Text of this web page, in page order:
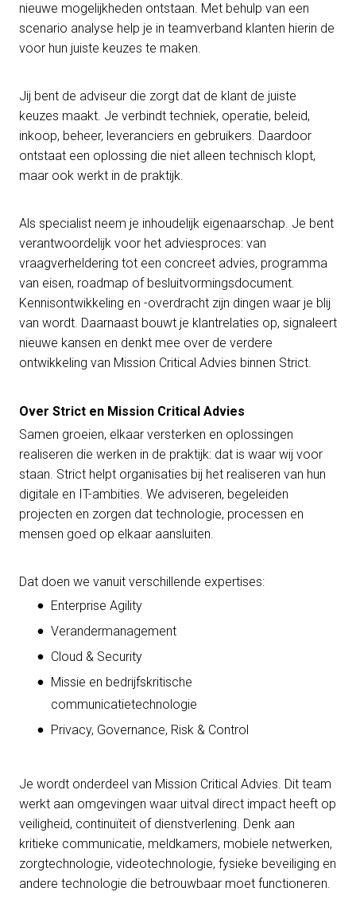
nieuwe mogelijkheden ontstaan. Met behulp van een
scenario analyse help je in teamverband klanten hierin de
voor hun juiste keuzes te maken.
Jij bent de adviseur die zorgt dat de klant de juiste
keuzes maakt. Je verbindt techniek, operatie, beleid,
inkoop, beheer, leveranciers en gebruikers. Daardoor
ontstaat een oplossing die niet alleen technisch klopt,
maar ook werkt in de praktijk.
Als specialist neem je inhoudelijk eigenaarschap. Je bent
verantwoordelijk voor het adviesproces: van
vraagverheldering tot een concreet advies, programma
van eisen, roadmap of besluitvormingsdocument.
Kennisontwikkeling en -overdracht zijn dingen waar je blij
van wordt. Daarnaast bouwt je klantrelaties op, signaleert
nieuwe kansen en denkt mee over de verdere
ontwikkeling van Mission Critical Advies binnen Strict.
Over Strict en Mission Critical Advies
Samen groeien, elkaar versterken en oplossingen
realiseren die werken in de praktijk: dat is waar wij voor
staan. Strict helpt organisaties bij het realiseren van hun
digitale en IT-ambities. We adviseren, begeleiden
projecten en zorgen dat technologie, processen en
mensen goed op elkaar aansluiten.
Dat doen we vanuit verschillende expertises:
Enterprise Agility
Verandermanagement
Cloud & Security
Missie en bedrijfskritische
communicatietechnologie
Privacy, Governance, Risk & Control
Je wordt onderdeel van Mission Critical Advies. Dit team
werkt aan omgevingen waar uitval direct impact heeft op
veiligheid, continuïteit of dienstverlening. Denk aan
kritieke communicatie, meldkamers, mobiele netwerken,
zorgtechnologie, videotechnologie, fysieke beveiliging en
andere technologie die betrouwbaar moet functioneren.